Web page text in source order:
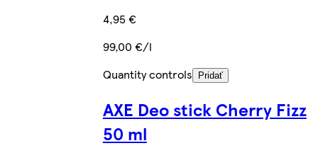
4,95 €
99,00 €/l
Quantity controls
Pridať
AXE Deo stick Cherry Fizz
50 ml